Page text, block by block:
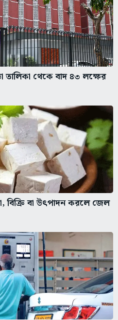
থেকে বাদ ৪৩ লক্ষের
বিক্রি বা উৎপাদন করলে জেল